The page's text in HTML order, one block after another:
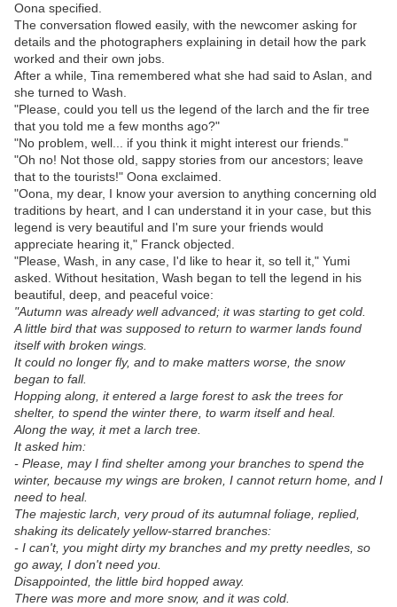
Oona specified.
The conversation flowed easily, with the newcomer asking for
details and the photographers explaining in detail how the park
worked and their own jobs.
After a while, Tina remembered what she had said to Aslan, and
she turned to Wash.
"Please, could you tell us the legend of the larch and the fir tree
that you told me a few months ago?"
"No problem, well... if you think it might interest our friends."
"Oh no! Not those old, sappy stories from our ancestors; leave
that to the tourists!" Oona exclaimed.
"Oona, my dear, I know your aversion to anything concerning old
traditions by heart, and I can understand it in your case, but this
legend is very beautiful and I'm sure your friends would
appreciate hearing it," Franck objected.
"Please, Wash, in any case, I'd like to hear it, so tell it," Yumi
asked. Without hesitation, Wash began to tell the legend in his
beautiful, deep, and peaceful voice:
"Autumn was already well advanced; it was starting to get cold.
A little bird that was supposed to return to warmer lands found
itself with broken wings.
It could no longer fly, and to make matters worse, the snow
began to fall.
Hopping along, it entered a large forest to ask the trees for
shelter, to spend the winter there, to warm itself and heal.
Along the way, it met a larch tree.
It asked him:
- Please, may I find shelter among your branches to spend the
winter, because my wings are broken, I cannot return home, and I
need to heal.
The majestic larch, very proud of its autumnal foliage, replied,
shaking its delicately yellow-starred branches:
- I can't, you might dirty my branches and my pretty needles, so
go away, I don't need you.
Disappointed, the little bird hopped away.
There was more and more snow, and it was cold.